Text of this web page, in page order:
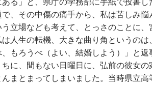
る」と、県庁の学務部に手紙で投書し
、その中傷の痛手から、私は苦しみ
立場なども考えて、とっさのことに、
人生の転機、大きな曲り角というの
もろうべ（よい、結婚しよう）」と返
に、間もない日曜日に、弘前の彼女の
まとまってしまいました。当時県立高